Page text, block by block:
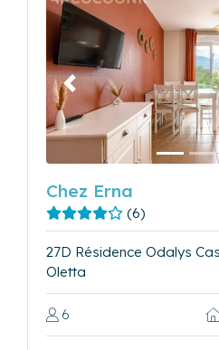
Précédent
Chez Erna
(6)
27D Résidence Odalys
Oletta
6